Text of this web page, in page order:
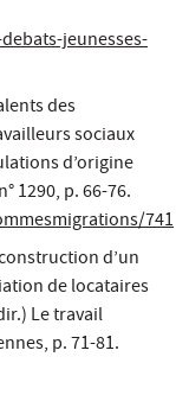
jeunesses-
des
sociaux
d’origine
1290, p. 66-76.
741
d’un
de locataires
Le travail
p. 71-81.